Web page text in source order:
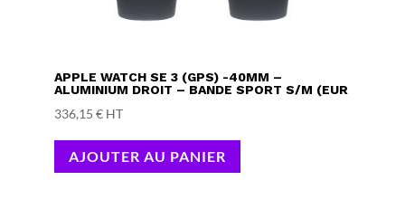
APPLE WATCH SE 3 (GPS) -40MM –
ALUMINIUM DROIT – BANDE SPORT S/M (EUR
336,15 € HT
AJOUTER AU PANIER